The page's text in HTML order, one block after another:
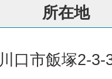
所在地
川口市飯塚2-3-